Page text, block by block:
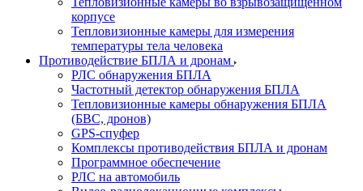
корпусе
Тепловизионные камеры для измерения
температуры тела человека
Противодействие БПЛА и дронам
РЛС обнаружения БПЛА
Частотный детектор обнаружения БПЛА
Тепловизионные камеры обнаружения БПЛА
(БВС, дронов)
GPS-спуфер
Комплексы противодействия БПЛА и дронам
Программное обеспечение
РЛС на автомобиль